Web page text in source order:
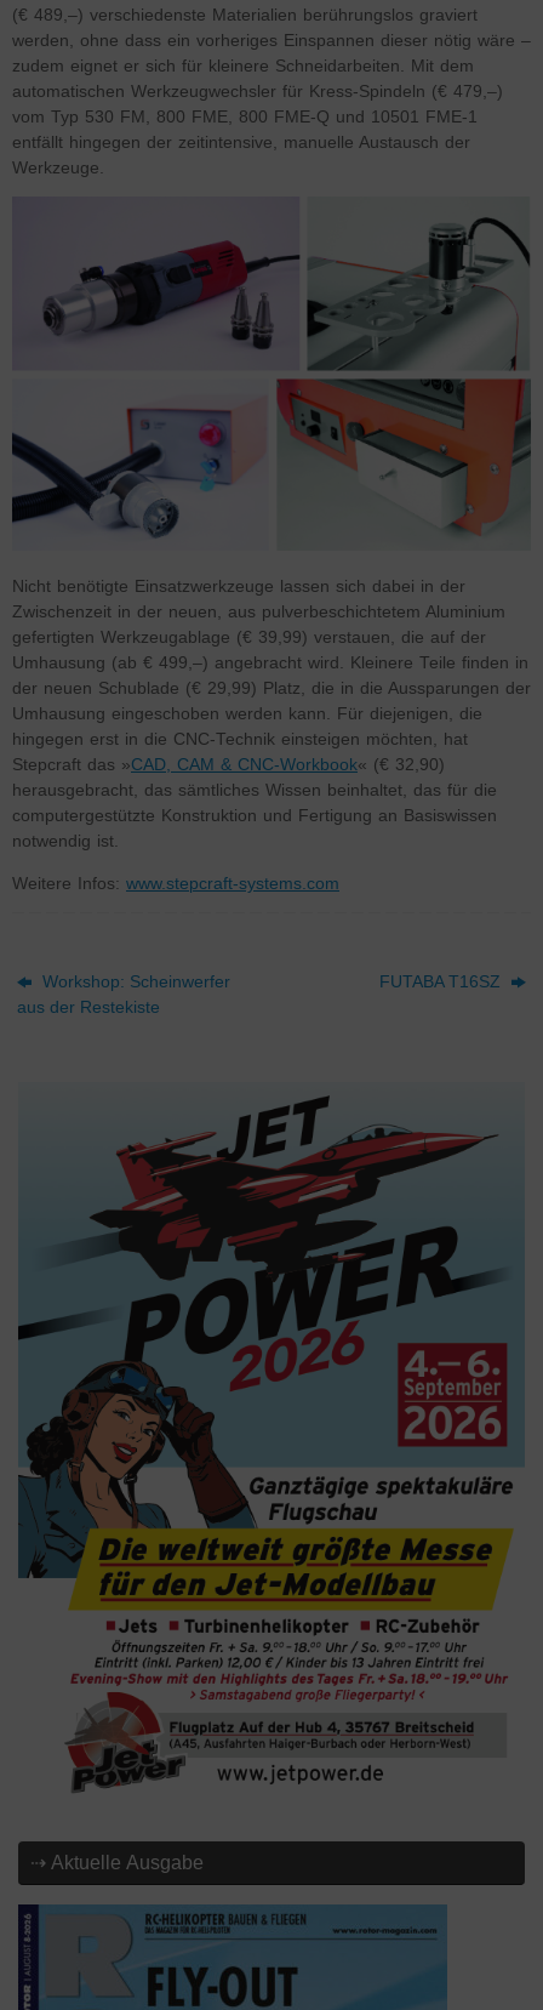
(€ 489,–) verschiedenste Materialien berührungslos graviert
werden, ohne dass ein vorheriges Einspannen dieser nötig wäre –
zudem eignet er sich für kleinere Schneidarbeiten. Mit dem
automatischen Werkzeugwechsler für Kress-Spindeln (€ 479,–)
vom Typ 530 FM, 800 FME, 800 FME-Q und 10501 FME-1
entfällt hingegen der zeitintensive, manuelle Austausch der
Werkzeuge.
Nicht benötigte Einsatzwerkzeuge lassen sich dabei in der
Zwischenzeit in der neuen, aus pulverbeschichtetem Aluminium
gefertigten Werkzeugablage (€ 39,99) verstauen, die auf der
Umhausung (ab € 499,–) angebracht wird. Kleinere Teile finden in
der neuen Schublade (€ 29,99) Platz, die in die Aussparungen der
Umhausung eingeschoben werden kann. Für diejenigen, die
hingegen erst in die CNC-Technik einsteigen möchten, hat
Stepcraft das »CAD, CAM & CNC-Workbook« (€ 32,90)
herausgebracht, das sämtliches Wissen beinhaltet, das für die
computergestützte Konstruktion und Fertigung an Basiswissen
notwendig ist.
Weitere Infos: www.stepcraft-systems.com
Workshop: Scheinwerfer
aus der Restekiste
FUTABA T16SZ
⇢ Aktuelle Ausgabe